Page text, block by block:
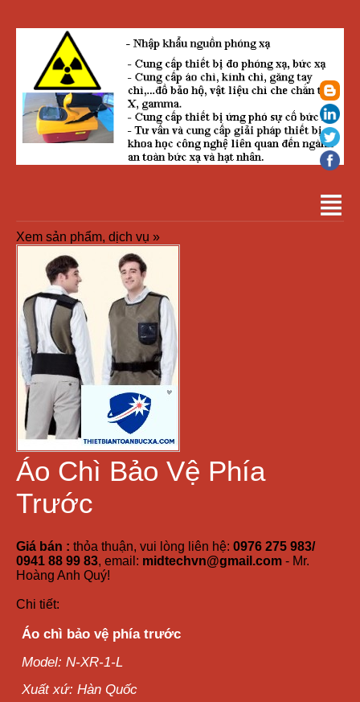
Xem sản phẩm, dịch vụ »
Áo Chì Bảo Vệ Phía
Trước
Giá bán : thỏa thuận, vui lòng liên hệ: 0976 275 983/
0941 88 99 83, email: midtechvn@gmail.com - Mr.
Hoàng Anh Quý!
Chi tiết:
Áo chì bảo vệ phía trước
Model: N-XR-1-L
Xuất xứ: Hàn Quốc